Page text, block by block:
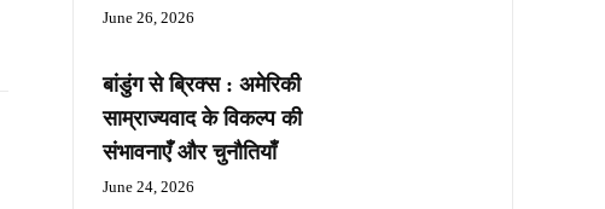
June 26, 2026
बांडुंग से ब्रिक्स : अमेरिकी
साम्राज्यवाद के विकल्प की
संभावनाएँ और चुनौतियाँ
June 24, 2026